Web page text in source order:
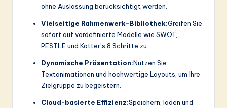
ohne Auslassung berücksichtigt werden.
Vielseitige Rahmenwerk-Bibliothek:Greifen Sie
sofort auf vordefinierte Modelle wie SWOT,
PESTLE und Kotter’s 8 Schritte zu.
Dynamische Präsentation:Nutzen Sie
Textanimationen und hochwertige Layouts, um Ihre
Zielgruppe zu begeistern.
Cloud-basierte Effizienz:Speichern, laden und